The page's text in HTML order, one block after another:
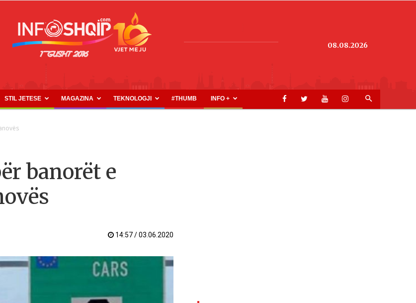
INFOSHQIP.COM
08.08.2026
STIL JETESE MAGAZINA TEKNOLOGJI #THUMB INFO +
banorët e
14:57 / 03.06.2020